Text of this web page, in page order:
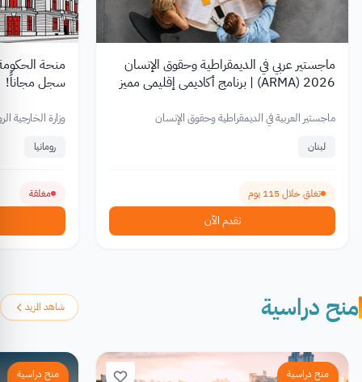
ماجستير عربي في الديمقراطية وحقوق الإنسان
2026 (ARMA) | برنامج أكاديمي إقليمي مميز
ماجستير العربية في الديمقراطية وحقوق الإنسان
لبنان
تغلق خلال 115 يوم
تقدم الآن
سجل مجاناً!
وزارة الخارجية
رومانيا
مغلقة
منح دراسية شاهد المزيد
منح دراسية منح دراسية